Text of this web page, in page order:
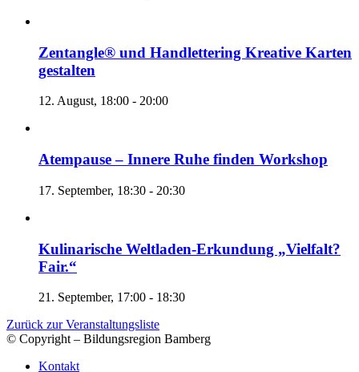
Zentangle® und Handlettering Kreative Karten
gestalten
12. August, 18:00 - 20:00
Atempause – Innere Ruhe finden Workshop
17. September, 18:30 - 20:30
Kulinarische Weltladen-Erkundung „Vielfalt?
Fair.“
21. September, 17:00 - 18:30
Zurück zur Veranstaltungsliste
© Copyright – Bildungsregion Bamberg
Kontakt